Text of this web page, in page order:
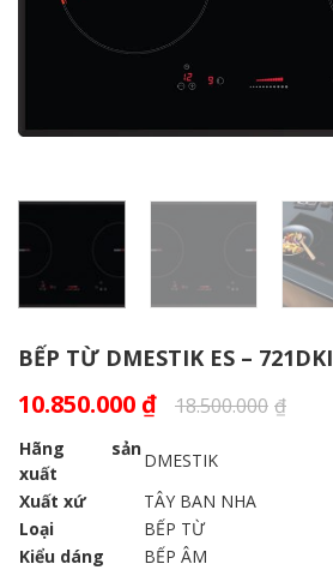
BẾP TỪ DMESTIK ES – 721DKI
10.850.000 ₫ 18.500.000 ₫
Hãng sản
xuất
DMESTIK
Xuất xứ
TÂY BAN NHA
Loại
BẾP TỪ
Kiểu dáng
BẾP ÂM